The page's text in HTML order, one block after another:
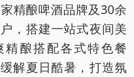
精酿啤酒品牌及30余
，搭建一站式夜间美
精酿搭配各式特色餐
解夏日酷暑，打造氛